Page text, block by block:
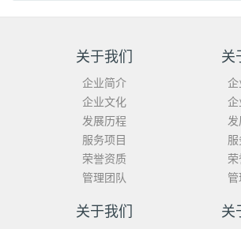
关于我们
企业简介
企业文化
发展历程
服务项目
荣誉资质
管理团队
关
发
关于我们 关